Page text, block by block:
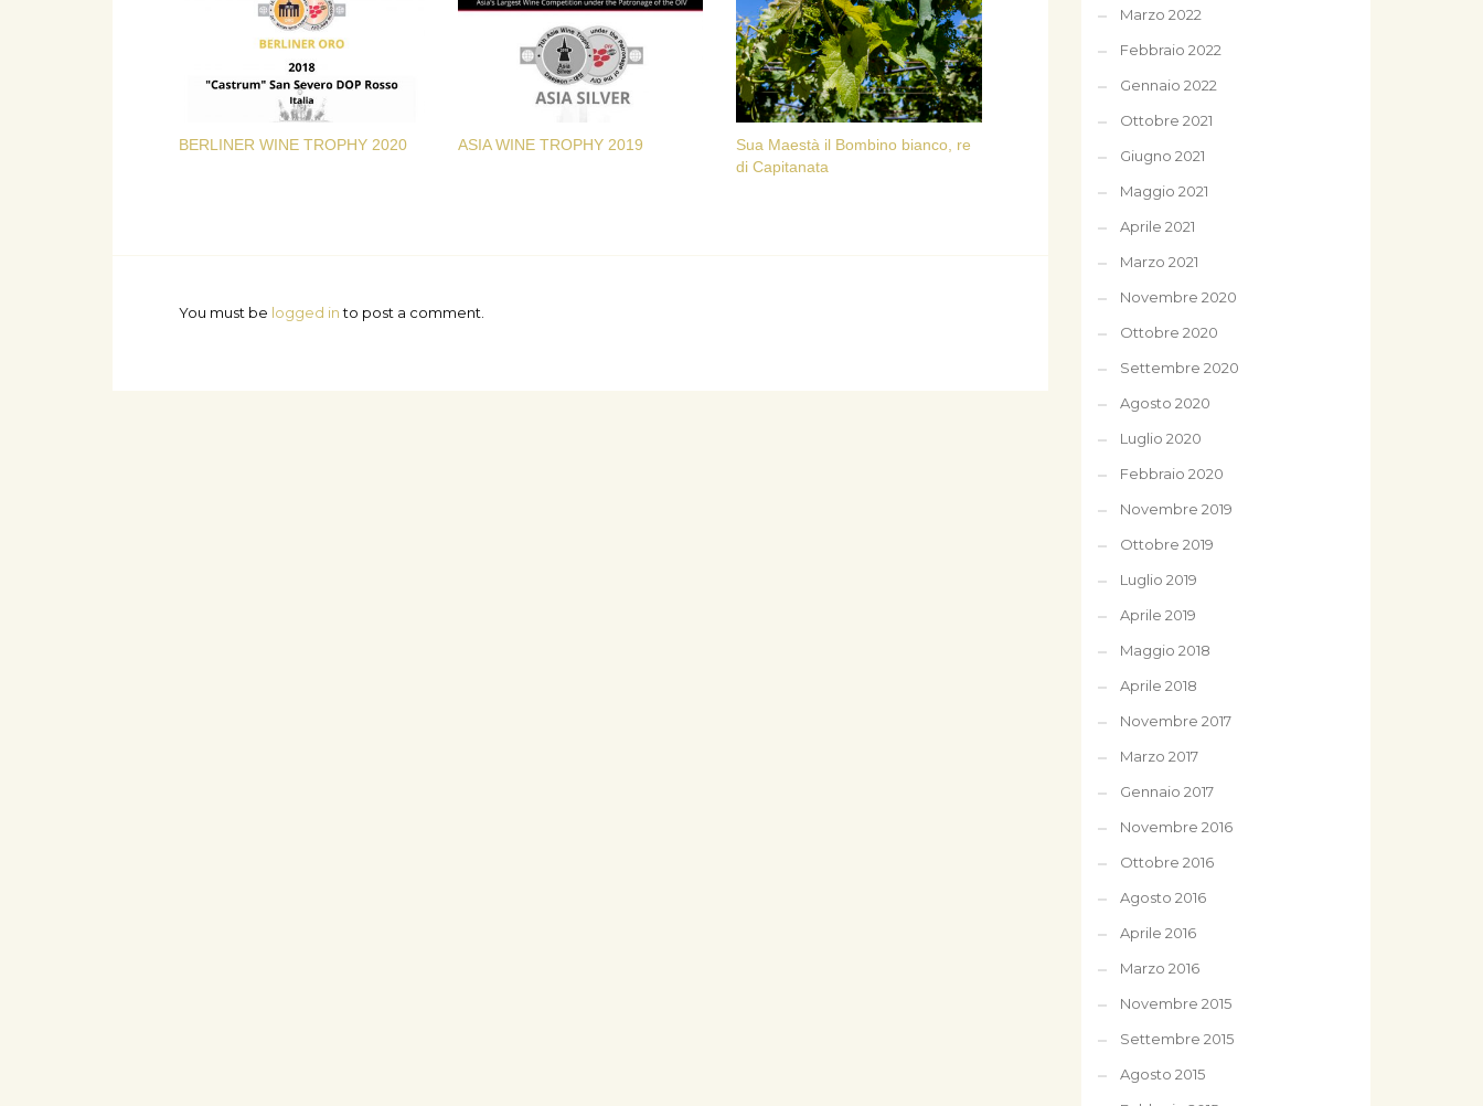
BERLINER WINE TROPHY 2020 ASIA WINE TROPHY 2019
Sua Maestà il Bombino bianco, re
di Capitanata
You must be logged into post a comment.
Marzo 2022
Febbraio 2022
Gennaio 2022
Ottobre 2021
Giugno 2021
Maggio 2021
Aprile 2021
Marzo 2021
Novembre 2020
Ottobre 2020
Settembre 2020
Agosto 2020
Luglio 2020
Febbraio 2020
Novembre 2019
Ottobre 2019
Luglio 2019
Aprile 2019
Maggio 2018
Aprile 2018
Novembre 2017
Marzo 2017
Gennaio 2017
Novembre 2016
Ottobre 2016
Agosto 2016
Aprile 2016
Marzo 2016
Novembre 2015
Settembre 2015
Agosto 2015